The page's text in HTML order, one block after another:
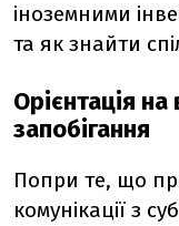
іноземними
та як знайти
Орієнтація
запобігання
Попри те, що
комунікації з